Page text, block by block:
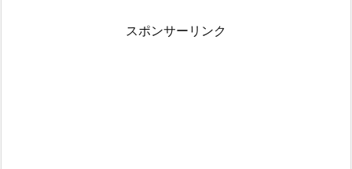
スポンサーリンク